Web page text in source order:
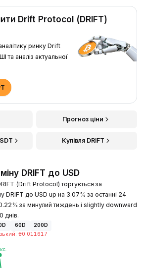
Drift Protocol (DRIFT)
ринку Drift
та аналіз актуальної
Прогноз ціни
Купівля DRIFT
DRIFT до USD
(Drift Protocol) торгується за
DRIFT до USD up на 3.07% за останні 24
за минулий тиждень і slightly downward
днів.
60D
200D
: ₴0.011617